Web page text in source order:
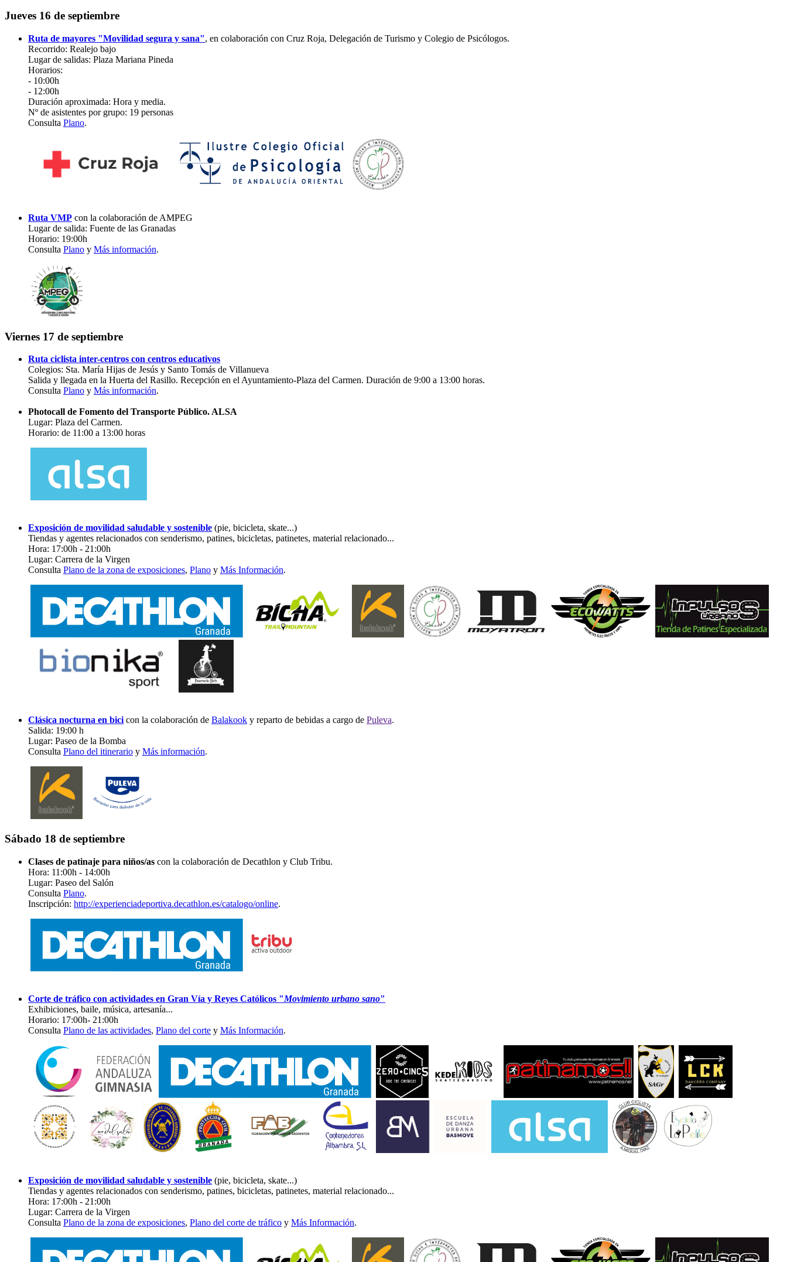
Jueves 16 de septiembre
Ruta de mayores "Movilidad segura y sana", en colaboración con Cruz Roja, Delegación de Turismo y Colegio de Psicólogos.
Recorrido: Realejo bajo
Lugar de salidas: Plaza Mariana Pineda
Horarios:
- 10:00h
- 12:00h
Duración aproximada: Hora y media.
Nº de asistentes por grupo: 19 personas
Consulta Plano.
Ruta VMP con la colaboración de AMPEG
Lugar de salida: Fuente de las Granadas
Horario: 19:00h
Consulta Plano y Más información.
Viernes 17 de septiembre
Ruta ciclista inter-centros con centros educativos
Colegios: Sta. María Hijas de Jesús y Santo Tomás de Villanueva
Salida y llegada en la Huerta del Rasillo. Recepción en el Ayuntamiento-Plaza del Carmen. Duración de 9:00 a 13:00 horas.
Consulta Plano y Más información.
Photocall de Fomento del Transporte Público. ALSA
Lugar: Plaza del Carmen.
Horario: de 11:00 a 13:00 horas
Exposición de movilidad saludable y sostenible (pie, bicicleta, skate...)
Tiendas y agentes relacionados con senderismo, patines, bicicletas, patinetes, material relacionado...
Hora: 17:00h - 21:00h
Lugar: Carrera de la Virgen
Consulta Plano de la zona de exposiciones, Plano y Más Información.
Clásica nocturna en bicicon la colaboración de Balakook y reparto de bebidas a cargo de Puleva.
Salida: 19:00 h
Lugar: Paseo de la Bomba
Consulta Plano del itinerario y Más información.
Sábado 18 de septiembre
Clases de patinaje para niños/as con la colaboración de Decathlon y Club Tribu.
Hora: 11:00h - 14:00h
Lugar: Paseo del Salón
Consulta Plano.
Inscripción: http://experienciadeportiva.decathlon.es/catalogo/online.
Corte de tráfico con actividades en Gran Vía y Reyes Católicos "Movimiento urbano sano"
Exhibiciones, baile, música, artesanía...
Horario: 17:00h- 21:00h
Consulta Plano de las actividades, Plano del corte y Más Información.
Exposición de movilidad saludable y sostenible (pie, bicicleta, skate...)
Tiendas y agentes relacionados con senderismo, patines, bicicletas, patinetes, material relacionado...
Hora: 17:00h - 21:00h
Lugar: Carrera de la Virgen
Consulta Plano de la zona de exposiciones, Plano del corte de tráfico y Más Información.